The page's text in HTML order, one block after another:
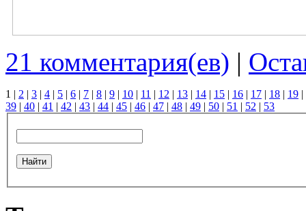
21 комментария(ев) |
1 | 2 | 3 | 4 | 5 | 6 | 7 | 8 | 9 | 10 | 11 | 12 | 13 | 14 | 15 | 16 | 17 | 18 | 19 |
39 | 40 | 41 | 42 | 43 | 44 | 45 | 46 | 47 | 48 | 49 | 50 | 51 | 52 | 53